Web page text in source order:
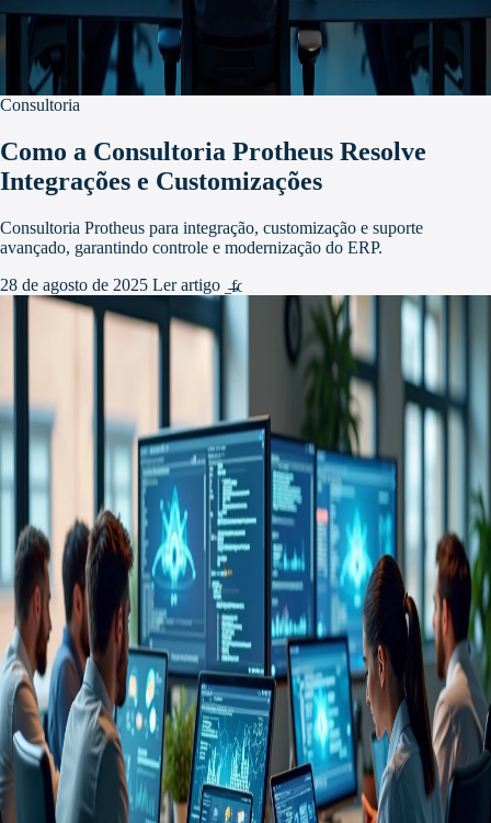
Consultoria
Como a Consultoria Protheus Resolve
Integrações e Customizações
Consultoria Protheus para integração, customização e suporte
avançado, garantindo controle e modernização do ERP.
28 de agosto de 2025 Ler artigo
arrow_forward